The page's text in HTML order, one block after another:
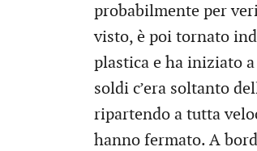
probabilmente per
visto, è poi tornato
plastica e ha iniziato
soldi c’era soltanto
ripartendo a tutta
hanno fermato. A